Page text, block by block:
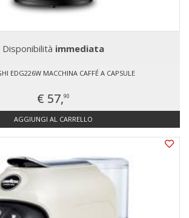
Disponibilità immediata
EDG226W MACCHINA CAFFÉ A CAPSULE
€ 57,90
AGGIUNGI AL CARRELLO